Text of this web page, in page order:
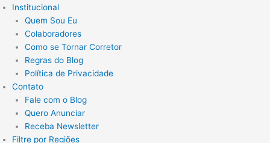
Institucional
Quem Sou Eu
Colaboradores
Como se Tornar Corretor
Regras do Blog
Política de Privacidade
Contato
Fale com o Blog
Quero Anunciar
Receba Newsletter
Filtre por Regiões